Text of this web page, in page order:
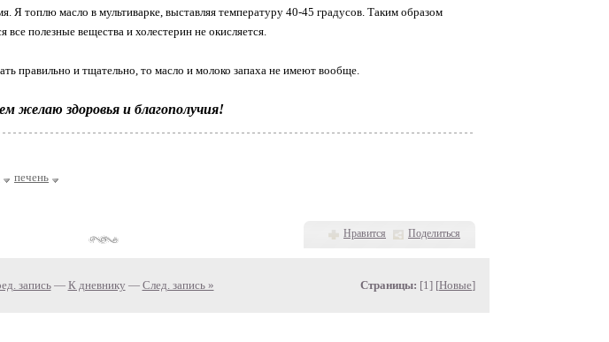
Я топлю масло в мультиварке, выставляя температуру 40-45 градусов. Таким образом
все полезные вещества и холестерин не окисляется.
правильно и тщательно, то масло и молоко запаха не имеют вообще.
желаю здоровья и благополучия!
печень
Нравится Поделиться
запись— К дневнику — След. запись » Страницы: [1] [Новые]